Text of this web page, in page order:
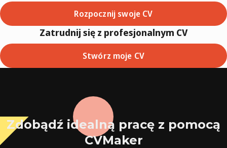
Rozpocznij swoje CV
Zatrudnij się z profesjonalnym CV
Stwórz moje CV
Zdobądź idealną pracę z pomocą
CVMaker